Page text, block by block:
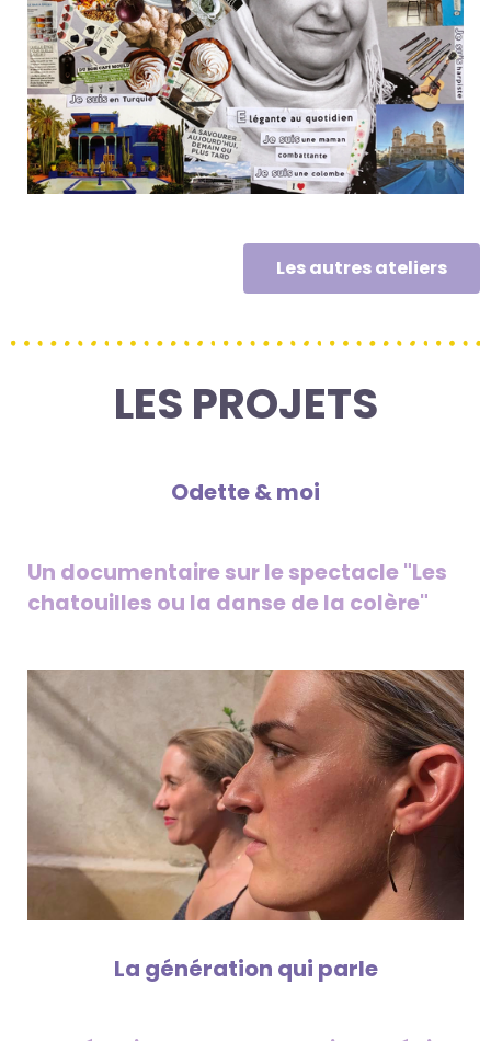
Les autres ateliers
LES PROJETS
Odette & moi
Un documentaire sur le spectacle "Les
chatouilles ou la danse de la colère"
La génération qui parle